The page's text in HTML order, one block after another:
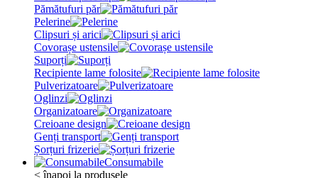
Pămătufuri păr
Pelerine
Clipsuri și arici
Covorașe ustensile
Suporți
Recipiente lame folosite
Pulverizatoare
Oglinzi
Organizatoare
Creioane design
Genți transport
Șorțuri frizerie
Consumabile
< înapoi la produsele